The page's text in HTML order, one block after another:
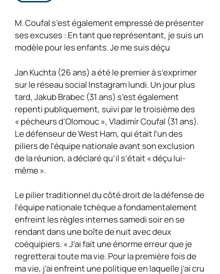
M. Coufal s’est également empressé de présenter
ses excuses : En tant que représentant, je suis un
modèle pour les enfants. Je me suis déçu
Jan Kuchta (26 ans) a été le premier à s’exprimer
sur le réseau social Instagram lundi. Un jour plus
tard, Jakub Brabec (31 ans) s’est également
repenti publiquement, suivi par le troisième des
« pécheurs d’Olomouc », Vladimír Coufal (31 ans).
Le défenseur de West Ham, qui était l’un des
piliers de l’équipe nationale avant son exclusion
de la réunion, a déclaré qu’il s’était « déçu lui-
même ».
Le pilier traditionnel du côté droit de la défense de
l’équipe nationale tchèque a fondamentalement
enfreint les règles internes samedi soir en se
rendant dans une boîte de nuit avec deux
coéquipiers. « J’ai fait une énorme erreur que je
regretterai toute ma vie. Pour la première fois de
ma vie, j’ai enfreint une politique en laquelle j’ai cru